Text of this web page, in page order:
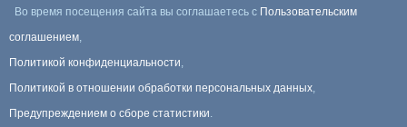
Во время посещения сайта вы соглашаетесь с Пользовательским
соглашением,
Политикой конфиденциальности,
Политикой в отношении обработки персональных данных,
Предупреждением о сборе статистики.